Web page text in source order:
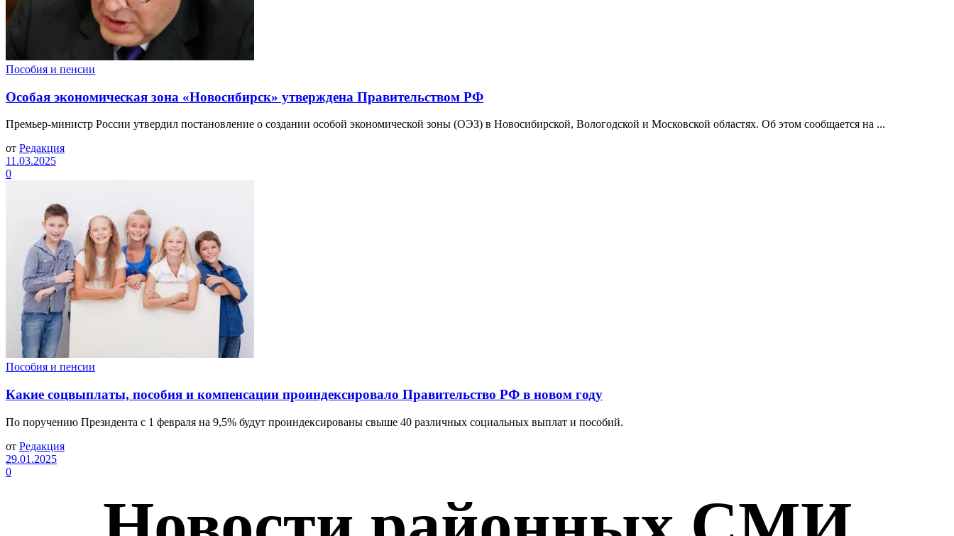
Пособия и пенсии
Особая экономическая зона «Новосибирск» утверждена Правительством РФ
Премьер-министр России утвердил постановление о создании особой экономической зоны (ОЭЗ) в Новосибирской, Вологодской и Московской областях. Об этом сообщается на ...
от Редакция
11.03.2025
0
Пособия и пенсии
Какие соцвыплаты, пособия и компенсации проиндексировало Правительство РФ в новом году
По поручению Президента с 1 февраля на 9,5% будут проиндексированы свыше 40 различных социальных выплат и пособий.
от Редакция
29.01.2025
0